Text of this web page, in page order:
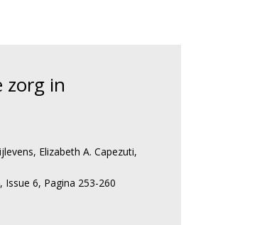
zorg in
, Elizabeth A. Capezuti,
Issue 6, Pagina 253-260